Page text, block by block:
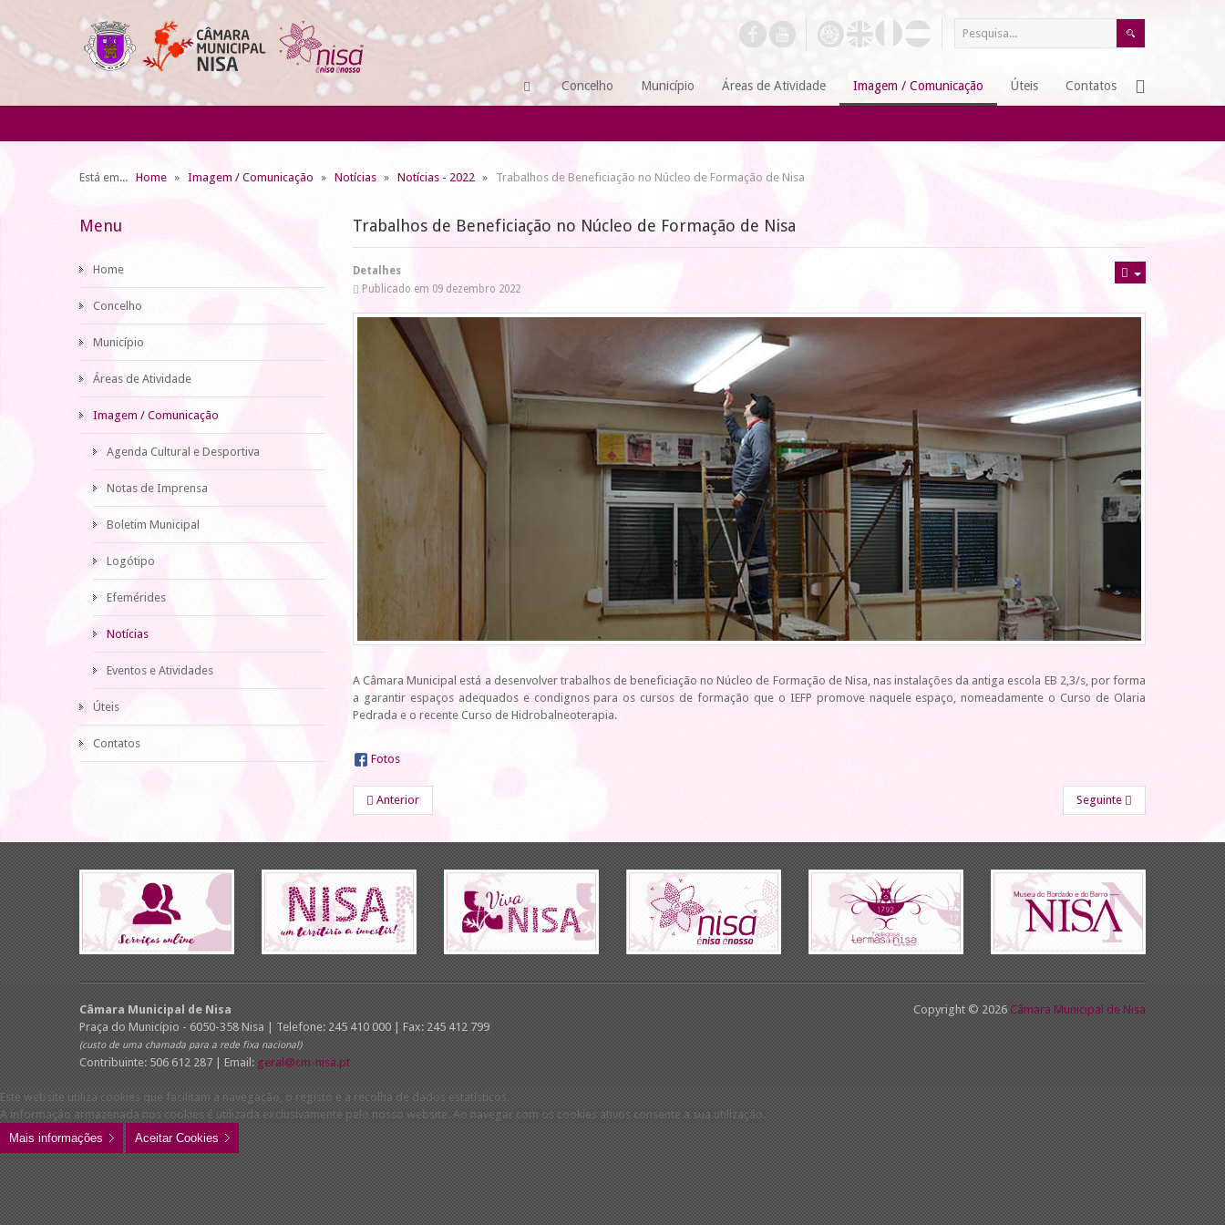
Concelho Município Áreas de Atividade Imagem / Comunicação Úteis Contatos
Está em... Home Imagem / Comunicação Notícias Notícias - 2022 Trabalhos de Beneficiação no Núcleo de Formação de Nisa
Trabalhos de Beneficiação no Núcleo de Formação de Nisa
Detalhes
Publicado em 09 dezembro 2022
A Câmara Municipal está a desenvolver trabalhos de beneficiação no Núcleo de Formação de Nisa, nas instalações da antiga escola EB 2,3/s, por forma
a garantir espaços adequados e condignos para os cursos de formação que o IEFP promove naquele espaço, nomeadamente o Curso de Olaria
Pedrada e o recente Curso de Hidrobalneoterapia.
Fotos
Anterior Seguinte
Menu
Home
Concelho
Município
Áreas de Atividade
Imagem / Comunicação
Agenda Cultural e Desportiva
Notas de Imprensa
Boletim Municipal
Logótipo
Efemérides
Notícias
Eventos e Atividades
Úteis
Contatos
Câmara Municipal de Nisa
Praça do Município - 6050-358 Nisa | Telefone: 245 410 000 | Fax: 245 412 799
(custo de uma chamada para a rede fixa nacional)
Contribuinte: 506 612 287 | Email: geral@cm-nisa.pt
Copyright © 2026 Câmara Municipal de Nisa
Este website utiliza cookies que facilitam a navegação, o registo e a recolha de dados estatísticos.
A informação armazenada nos cookies é utilizada exclusivamente pelo nosso website. Ao navegar com os cookies ativos consente a sua utilização.
Mais informações
Aceitar Cookies